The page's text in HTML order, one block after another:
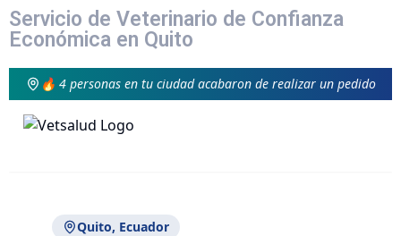
Servicio de Veterinario de Confianza
Económica en Quito